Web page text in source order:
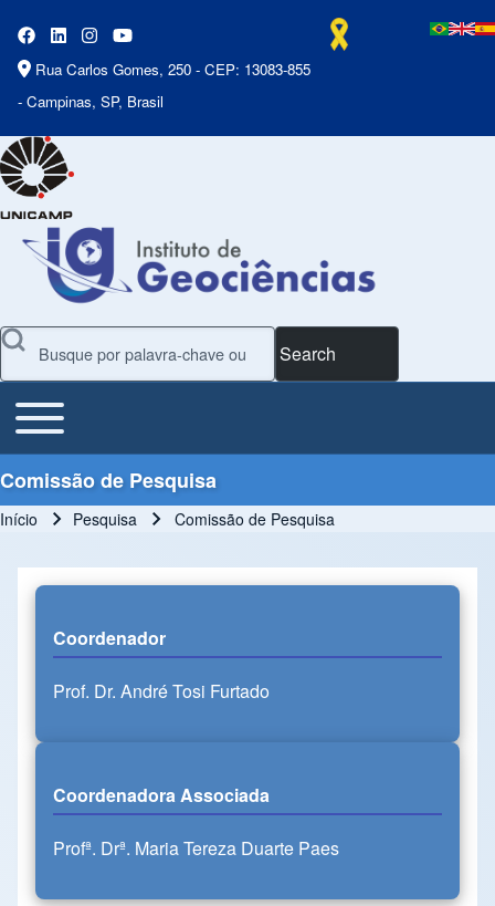
Rua Carlos Gomes, 250 - CEP: 13083-855
- Campinas, SP, Brasil
Search
Main Menu
Toggle main menu
Comissão de Pesquisa
Início Pesquisa Comissão de Pesquisa
Coordenador
Prof. Dr. André Tosi Furtado
Coordenadora Associada
Profª. Drª. Maria Tereza Duarte Paes